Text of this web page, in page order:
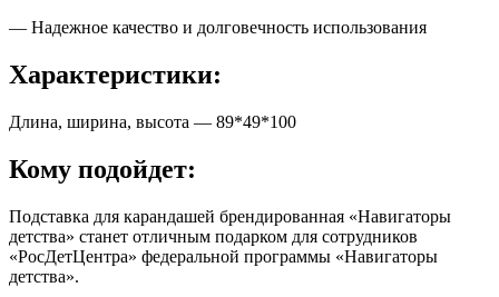
— Надежное качество и долговечность использования
Характеристики:
Длина, ширина, высота — 89*49*100
Кому подойдет:
Подставка для карандашей брендированная «Навигаторы
детства» станет отличным подарком для сотрудников
«РосДетЦентра» федеральной программы «Навигаторы
детства».